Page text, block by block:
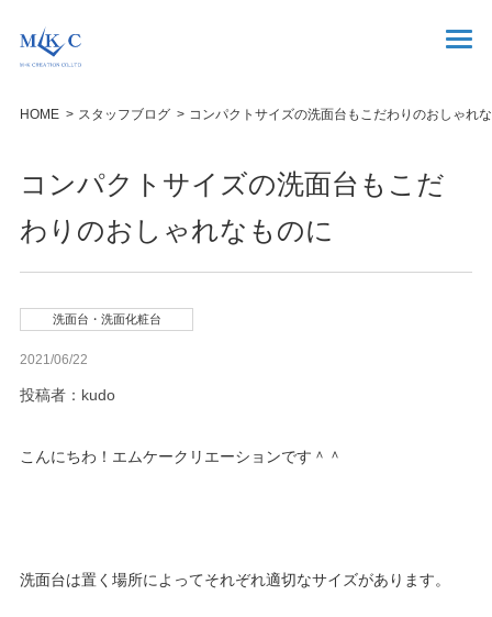
HOME スタッフブログ コンパクトサイズの洗面台もこだわりのおしゃれ
コンパクトサイズの洗面台もこだ
わりのおしゃれなものに
洗面台・洗面化粧台
2021/06/22
投稿者：kudo
こんにちわ！エムケークリエーションです＾＾
洗面台は置く場所によってそれぞれ適切なサイズがあります。